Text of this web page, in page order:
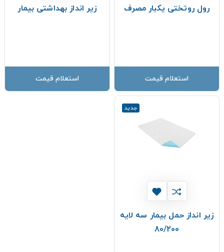
رول روتختی یکبار مصرف
استعلام قیمت
زیر انداز بهداشتی بیمار
استعلام قیمت
جدید
زیر انداز حمل بیمار سه لایه
80/200